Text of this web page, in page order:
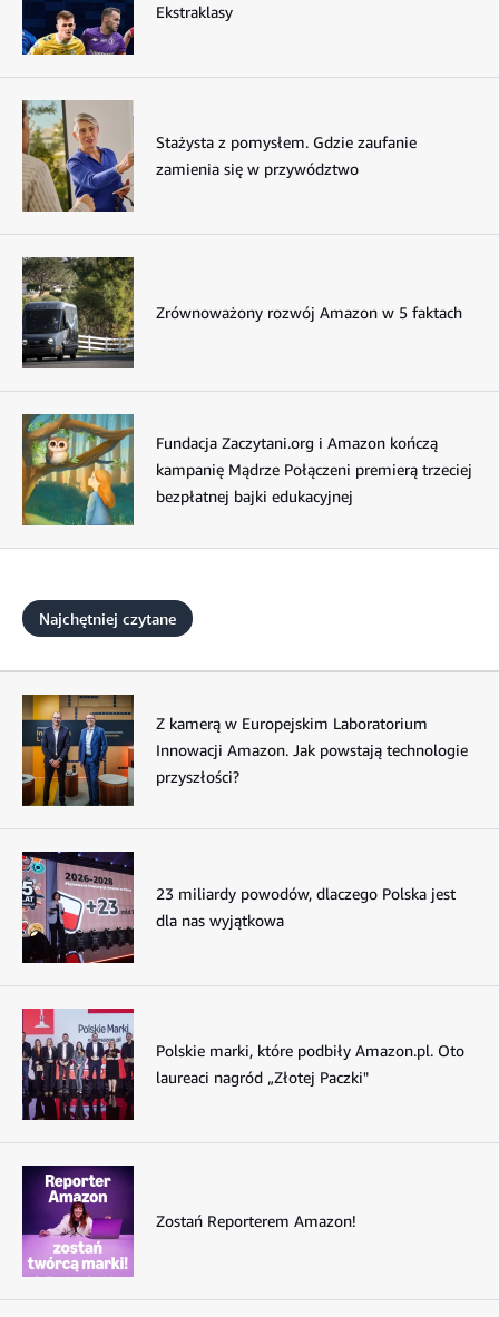
Ekstraklasy
Stażysta z pomysłem. Gdzie zaufanie
zamienia się w przywództwo
Zrównoważony rozwój Amazon w 5 faktach
Fundacja Zaczytani.org i Amazon kończą
kampanię Mądrze Połączeni premierą trzeciej
bezpłatnej bajki edukacyjnej
Najchętniej czytane
Z kamerą w Europejskim Laboratorium
Innowacji Amazon. Jak powstają technologie
przyszłości?
23 miliardy powodów, dlaczego Polska jest
dla nas wyjątkowa
Polskie marki, które podbiły Amazon.pl. Oto
laureaci nagród „Złotej Paczki"
Zostań Reporterem Amazon!